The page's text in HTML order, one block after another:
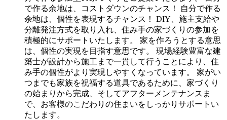
で作る余地は、コストダウンのチャンス！ 自分で作る
余地は、個性を表現するチャンス！ DIY、施主支給や
分離発注方式を取り入れ、住み手の家づくりの参加を
積極的にサポートいたします。 家を作ろうとする意思
は、個性の実現を目指す意思です。 現場経験豊富な建
築士が設計から施工まで一貫して行うことにより、住
み手の個性がより実現しやすくなっています。 家がい
つまでも家族を祝福する道具であるために、家づくり
の始まりから完成、そしてアフターメンテナンスま
で、お客様のこだわりの住まいをしっかりサポートい
たします。